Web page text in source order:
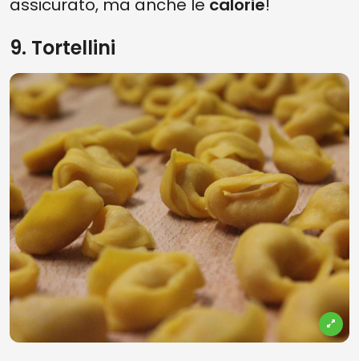
assicurato, ma anche le calorie!
9. Tortellini